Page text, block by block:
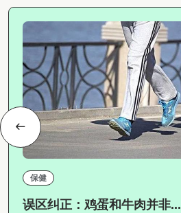
保健
误区纠正：鸡蛋和牛肉并非...